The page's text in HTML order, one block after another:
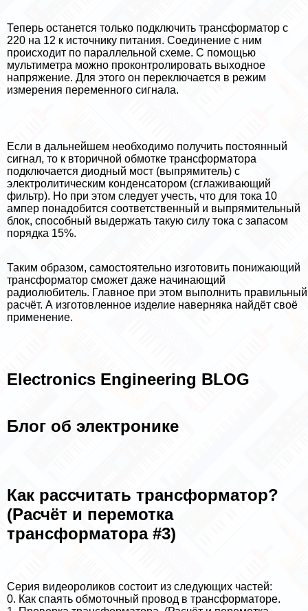
Теперь останется только подключить трaнcформатор с
220 на 12 к источнику питания. Соединение с ним
происходит по параллельной схеме. С помощью
мультиметра можно проконтролировать выходное
напряжение. Для этого он переключается в режим
измерения переменного сигнала.
Если в дальнейшем необходимо получить постоянный
сигнал, то к вторичной обмотке трaнcформатора
подключается диодный мост (выпрямитель) с
электролитическим конденсатором (сглаживающий
фильтр). Но при этом следует учесть, что для тока 10
ампер понадобится соответственный и выпрямительный
блок, способный выдержать такую силу тока с запасом
порядка 15%.
Таким образом, самостоятельно изготовить понижающий
трaнcформатор сможет даже начинающий
радиолюбитель. Главное при этом выполнить правильный
расчёт. А изготовленное изделие наверняка найдёт своё
применение.
Electronics Engineering BLOG
Блог об электронике
Как рассчитать трaнcформатор?
(Расчёт и перемотка
трaнcформатора #3)
Серия видеороликов состоит из следующих частей:
0. Как спаять обмоточный провод в трaнcформаторе.